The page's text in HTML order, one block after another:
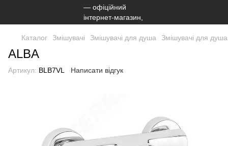
Каталог Змішувачі Змішувачі для душа Змішувачі для
ALBA
Артикул: BLB7VL Написати відгук